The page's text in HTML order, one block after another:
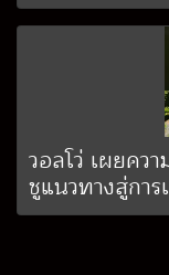
วอลโว่ เผยคว
ชูแนวทางสู่กา